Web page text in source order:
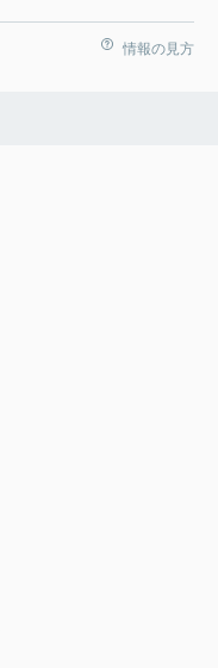
情報の見方